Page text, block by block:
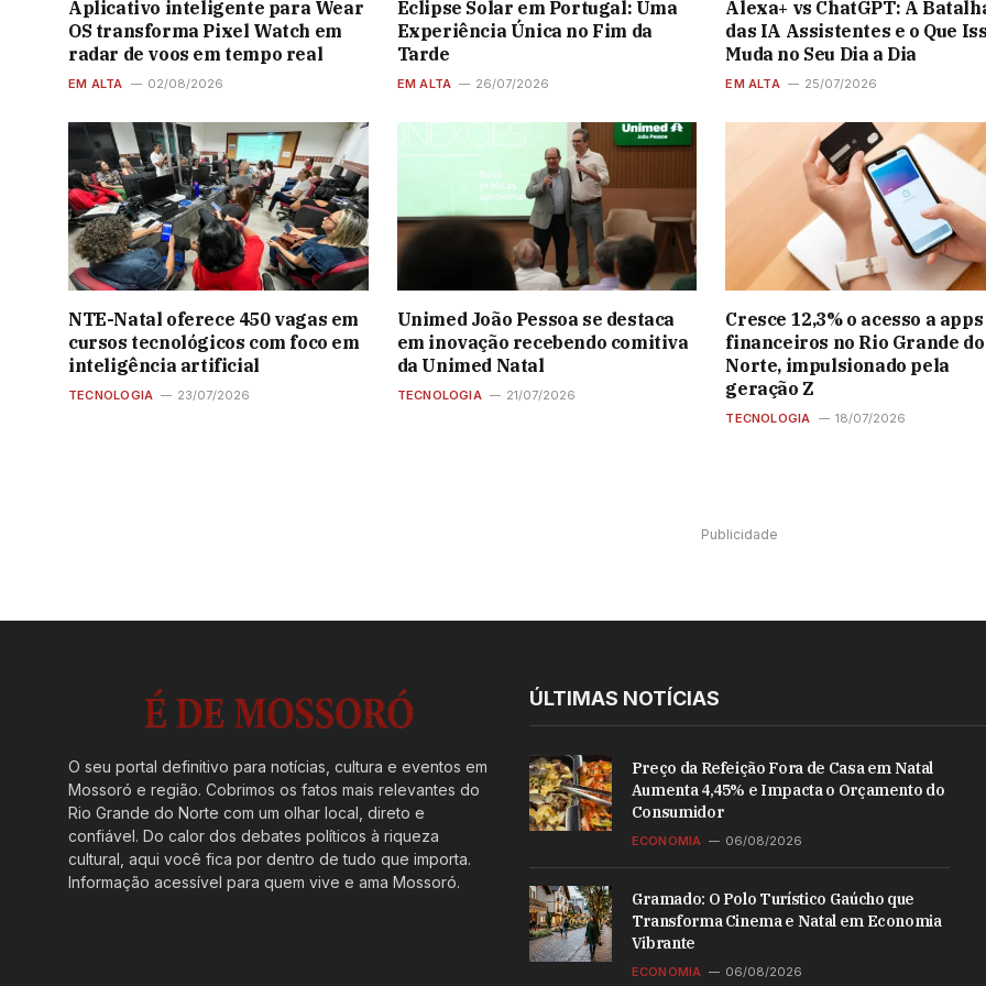
Aplicativo inteligente para Wear
OS transforma Pixel Watch em
radar de voos em tempo real
EM ALTA 02/08/2026
Eclipse Solar em Portugal: Uma
Experiência Única no Fim da
Tarde
EM ALTA 26/07/2026
Alexa+ vs ChatGPT: A
das IA Assistentes e o Que
Muda no Seu Dia a Dia
EM ALTA 25/07/2026
NTE-Natal oferece 450 vagas em
cursos tecnológicos com foco em
inteligência artificial
TECNOLOGIA 23/07/2026
Unimed João Pessoa se destaca
em inovação recebendo comitiva
da Unimed Natal
TECNOLOGIA 21/07/2026
Cresce 12,3% o acesso a apps
financeiros no Rio Grande do
Norte, impulsionado pela
geração Z
TECNOLOGIA 18/07/2026
Publicidade
O seu portal definitivo para notícias, cultura e eventos em
Mossoró e região. Cobrimos os fatos mais relevantes do
Rio Grande do Norte com um olhar local, direto e
confiável. Do calor dos debates políticos à riqueza
cultural, aqui você fica por dentro de tudo que importa.
Informação acessível para quem vive e ama Mossoró.
ÚLTIMAS NOTÍCIAS
Preço da Refeição Fora de Casa em Natal
Aumenta 4,45% e Impacta o Orçamento do
Consumidor
ECONOMIA 06/08/2026
Gramado: O Polo Turístico Gaúcho que
Transforma Cinema e Natal em Economia
Vibrante
ECONOMIA 06/08/2026